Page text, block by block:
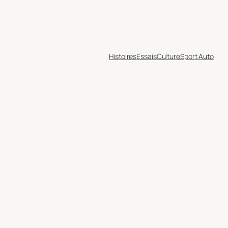
HistoiresEssaisCultureSport Auto